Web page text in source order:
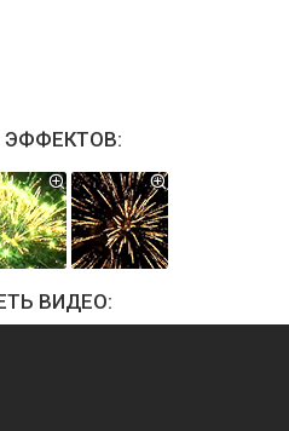
Фестивальные шары
ЭФФЕКТОВ:
ВИДЕО: